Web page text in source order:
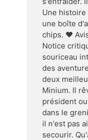
Une histoire
une boîte
chips. ♥
Notice
souriceau
des
deux
Minium. Il
président
dans le
il n'est pas
secourir.